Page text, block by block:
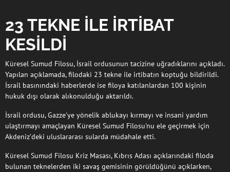
23 TEKNE İLE İRTİBAT
KESİLDİ
Küresel Sumud Filosu, İsrail ordusunun tacizine uğradıklarını açıkladı.
Yapılan açıklamada, filodaki 23 tekne ile irtibatın koptuğu bildirildi.
İsrail basınındaki haberlerde ise filoya katılanlardan 100 kişinin
hukuk dışı olarak alıkonulduğu aktarıldı.
İsrail ordusu, Gazze'ye yönelik ablukayı kırmayı ve insani yardım
ulaştırmayı amaçlayan Küresel Sumud Filosu'nu ele geçirmek için
Akdeniz’deki uluslararası sularda müdahale etti.
Küresel Sumud Filosu Kriz Masası, Kıbrıs Adası açıklarındaki filoda
bulunan teknelerden iki savaş gemisinin görüldüğünü açıklarken,